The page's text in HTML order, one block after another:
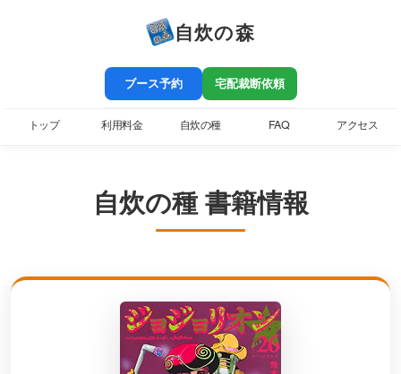
自炊の森
ブース予約 宅配裁断依頼
トップ 利用料金 自炊の種 FAQ アクセス
自炊の種 書籍情報